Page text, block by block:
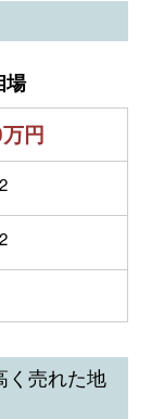
場
円
2
2
く売れた地